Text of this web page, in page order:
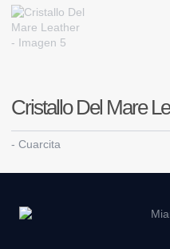
Cristallo Del Mare
- Cuarcita